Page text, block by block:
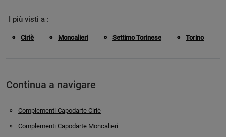
I più visti a :
Ciriè Moncalieri Settimo Torinese Torino
Continua a navigare
Complementi Capodarte Ciriè
Complementi Capodarte Moncalieri